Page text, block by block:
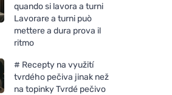
quando si lavora a turni
Lavorare a turni può
mettere a dura prova il
ritmo
# Recepty na využití
tvrdého pečiva jinak než
na topinky Tvrdé pečivo